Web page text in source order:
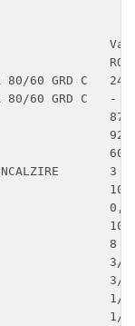
GRD C	24	KW
GRD C	-	KW
3	BAR
2	TOLI
TOLI